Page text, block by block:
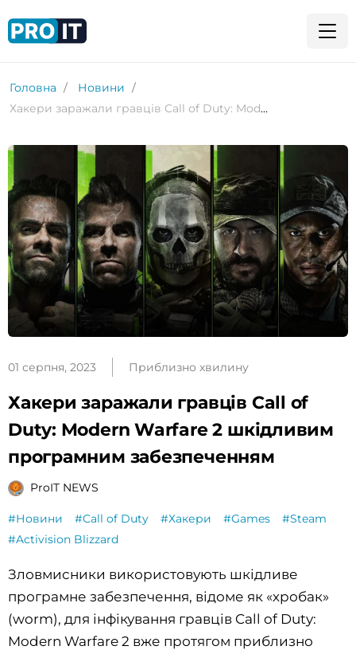
Головна
Новини
Хакери заражали гравців Call of Duty: Modern Warfare 2 шкідливим програмним забезпеченням
01 серпня, 2023 Приблизно хвилину
Хакери заражали гравців Call of
Duty: Modern Warfare 2 шкідливим
програмним забезпеченням
ProIT NEWS
#Новини #Call of Duty #Хакери #Games
#Steam
#Activision Blizzard
Зловмисники використовують шкідливе
програмне забезпечення, відоме як «хробак»
(worm), для інфікування гравців Call of Duty:
Modern Warfare 2 вже протягом приблизно